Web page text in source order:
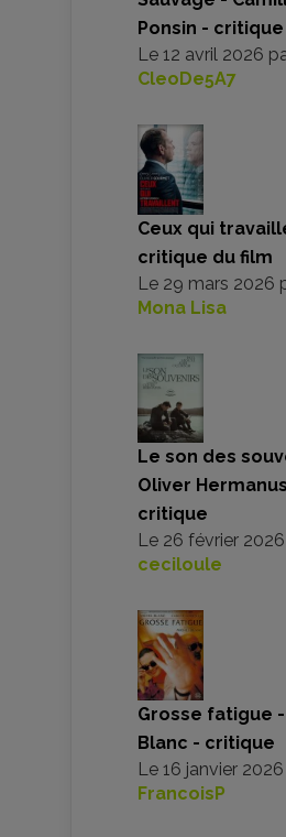
Ponsin - critique
Le 12 avril 2026
CleoDe5A7
Ceux qui
critique du film
Le 29 mars 2026
Mona Lisa
Le son des
Oliver
critique
Le 26 février 2026
ceciloule
Grosse fatigue
Blanc - critique
Le 16 janvier 2026
FrancoisP